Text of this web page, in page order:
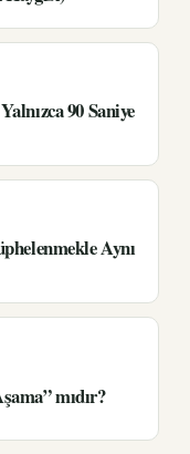
90 Saniye
Aynı
mıdır?